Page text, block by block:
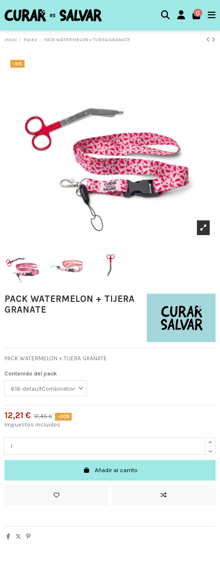
0
Inicio Packs PACK WATERMELON + TIJERA GRANATE
-30%
PACK WATERMELON + TIJERA
GRANATE
PACK WATERMELON + TIJERA GRANATE
Contenido del pack
12,21 € 17,45 € -30%
Impuestos incluidos
Añadir al carrito